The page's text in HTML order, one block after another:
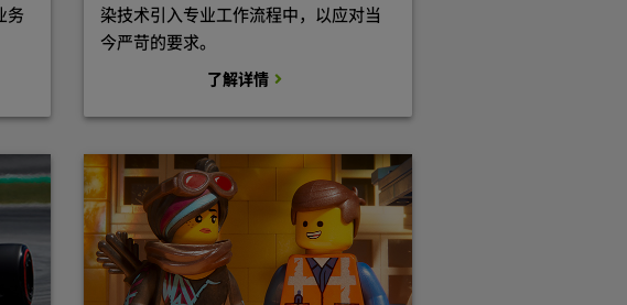
务
染技术引入专业工作流程中，以应对当
今严苛的要求。
了解详情